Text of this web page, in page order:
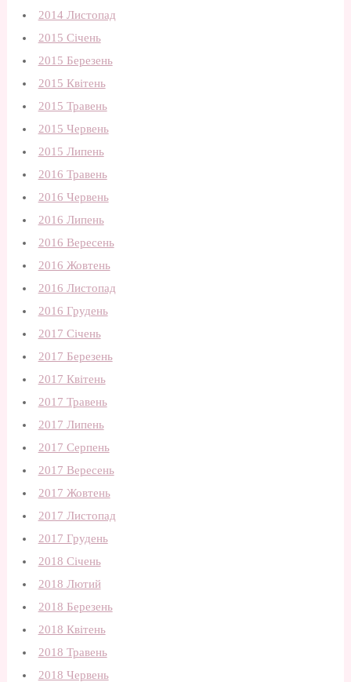
2014 Листопад
2015 Січень
2015 Березень
2015 Квітень
2015 Травень
2015 Червень
2015 Липень
2016 Травень
2016 Червень
2016 Липень
2016 Вересень
2016 Жовтень
2016 Листопад
2016 Грудень
2017 Січень
2017 Березень
2017 Квітень
2017 Травень
2017 Липень
2017 Серпень
2017 Вересень
2017 Жовтень
2017 Листопад
2017 Грудень
2018 Січень
2018 Лютий
2018 Березень
2018 Квітень
2018 Травень
2018 Червень